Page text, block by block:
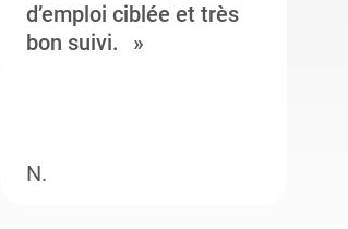
d’emploi ciblée et très
bon suivi.
N.